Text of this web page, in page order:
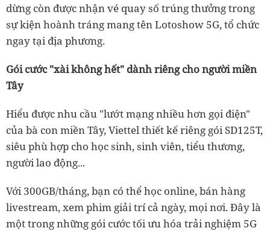
dừng còn được nhận vé quay số trúng thưởng trong
sự kiện hoành tráng mang tên Lotoshow 5G, tổ chức
ngay tại địa phương.
Gói cước "xài không hết" dành riêng cho người miền
Tây
Hiểu được nhu cầu "lướt mạng nhiều hơn gọi điện"
của bà con miền Tây, Viettel thiết kế riêng gói SD125T,
siêu phù hợp cho học sinh, sinh viên, tiểu thương,
người lao động...
Với 300GB/tháng, bạn có thể học online, bán hàng
livestream, xem phim giải trí cả ngày, mọi nơi. Đây là
một trong những gói cước tối ưu hóa trải nghiệm 5G